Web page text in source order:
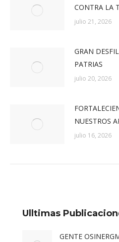
CONTRA LA
julio 21, 2026
GRAN
PATRIAS
julio 20, 2026
NUESTROS
julio 16, 2026
Ulltimas
GENTE